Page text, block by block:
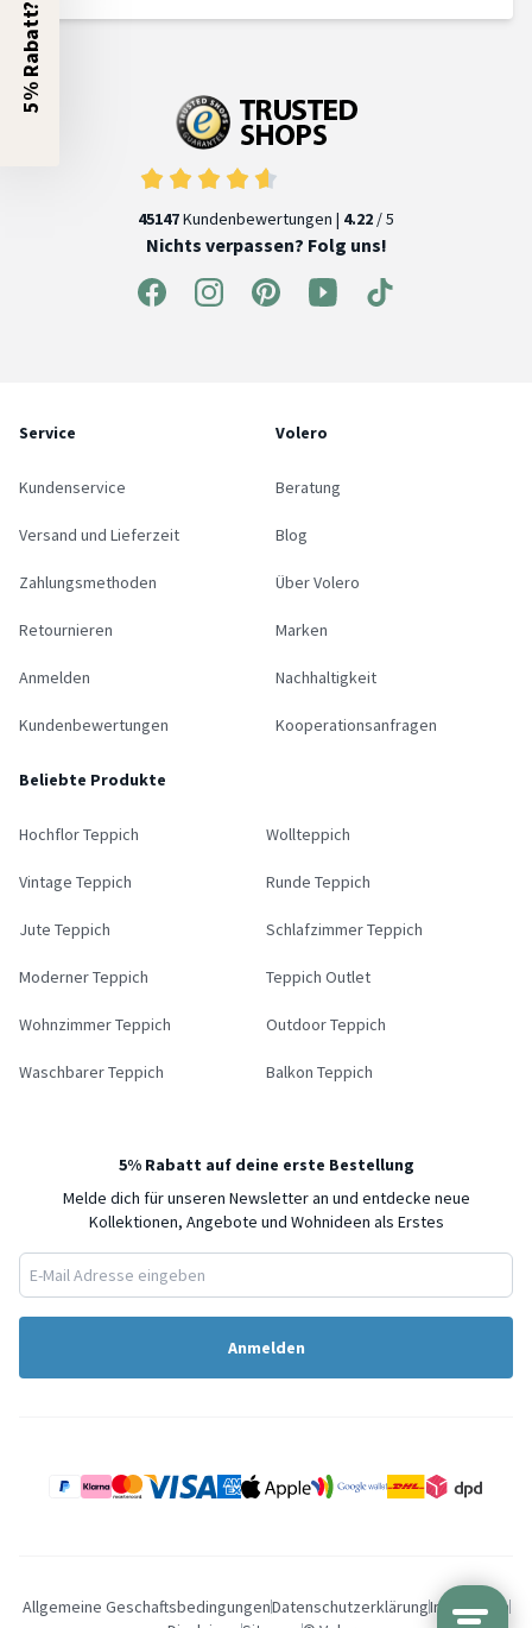
45147Kundenbewertungen | 4.22 / 5
Nichts verpassen? Folg uns!
Service
Kundenservice
Versand und Lieferzeit
Zahlungsmethoden
Retournieren
Anmelden
Kundenbewertungen
Volero
Beratung
Blog
Über Volero
Marken
Nachhaltigkeit
Kooperationsanfragen
Beliebte Produkte
Hochflor Teppich Wollteppich
Vintage Teppich Runde Teppich
Jute Teppich Schlafzimmer Teppich
Moderner Teppich Teppich Outlet
Wohnzimmer Teppich Outdoor Teppich
Waschbarer Teppich Balkon Teppich
5% Rabatt auf deine erste Bestellung
Melde dich für unseren Newsletter an und entdecke neue
Kollektionen, Angebote und Wohnideen als Erstes
Anmelden
Allgemeine GeschaftsbedingungenDatenschutzerklärungImpressum
5% Rabatt?